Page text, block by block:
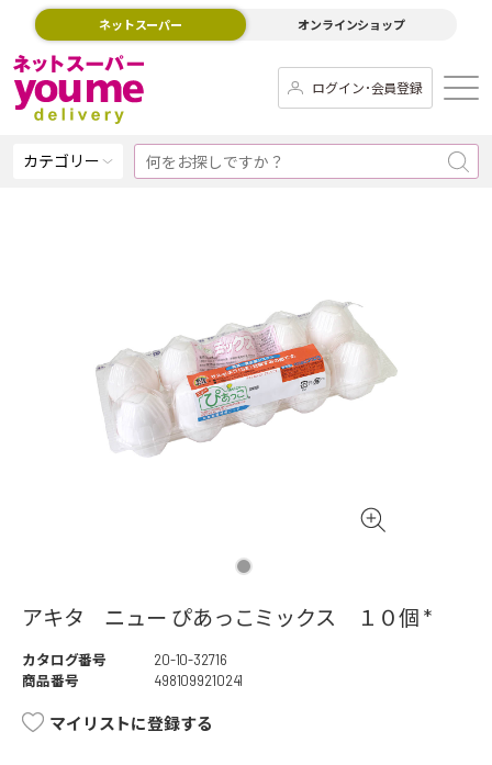
ネットスーパー オンラインショップ
ログイン･会員登録
カテゴリー
アキタ ニュー ぴあっこミックス １０個 *
カタログ番号
20-10-32716
商品番号
4981099210241
マイリストに登録する